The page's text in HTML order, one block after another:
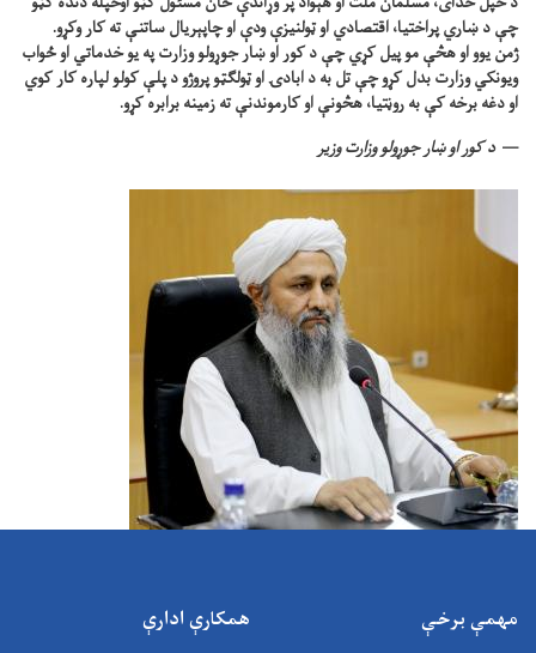
چې د ښاري پراختیا، اقتصادي او ټولنیزې ودې او چاپېریال ساتنې ته کار وکړو.
ژمن یوو او هڅې مو پیل کړي چې د کور او ښار جوړولو وزارت په یو خدماتي او ځواب
ویونکي وزارت بدل کړو چې تل به د ابادۍ او ټولګټو پروژو د پلې کولو لپاره کار کوي
او دغه برخه کې به روڼتیا، هڅونې او کارموندنې ته زمینه برابره کړو.
د کور او ښار جوړولو وزارت وزیر
مهمې برخې همکارې ادارې